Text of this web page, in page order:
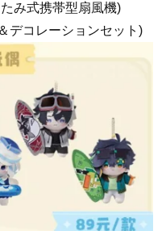
み式携帯型扇風機)
デコレーションセット)